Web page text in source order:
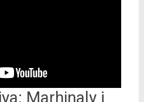
Marhinaly j